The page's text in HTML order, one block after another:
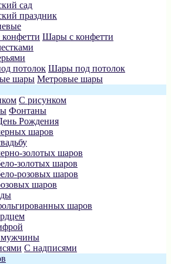
сад
праздник
Шары с конфетти
Шары под потолок
Метровые шары
С рисунком
Фонтаны
Рождения
шаров
золотых шаров
золотых шаров
розовых шаров
шаров
шаров
мужчины
С надписями